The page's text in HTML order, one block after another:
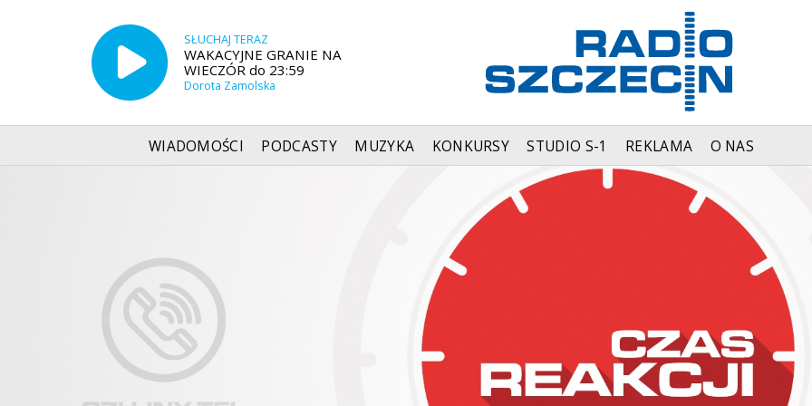
SŁUCHAJ TERAZ
WAKACYJNE GRANIE NA
WIECZÓR do 23:59
Dorota Zamolska
WIADOMOŚCI PODCASTY MUZYKA KONKURSY STUDIO S-1 REKLAMA O NAS